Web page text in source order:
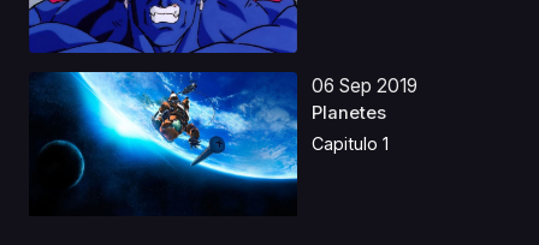
06 Sep 2019
Planetes
Capitulo 1